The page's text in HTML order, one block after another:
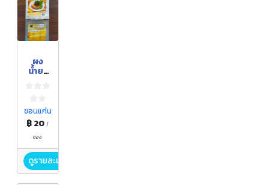
ผง
น้ำยา
ขอนแก่น
฿ 20/
ซอง
ดูรายละเอียด